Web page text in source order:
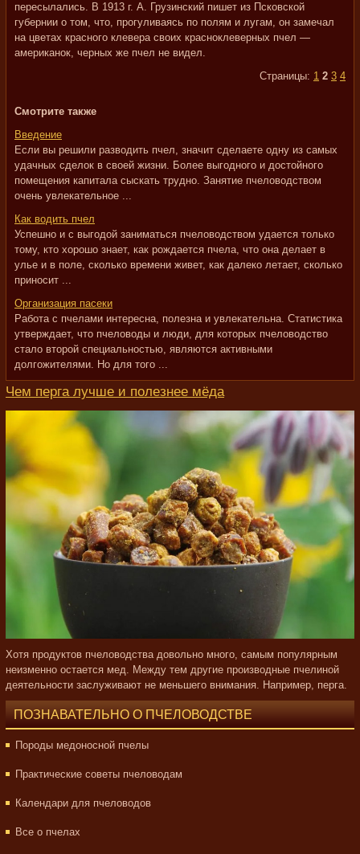
пересылались. В 1913 г. А. Грузинский пишет из Псковской
губернии о том, что, прогуливаясь по полям и лугам, он замечал
на цветах красного клевера своих красноклеверных пчел —
американок, черных же пчел не видел.
Страницы: 1 2 3 4
Смотрите также
Введение
Если вы решили разводить пчел, значит сделаете одну из самых
удачных сделок в своей жизни. Более выгодного и достойного
помещения капитала сыскать трудно. Занятие пчеловодством
очень увлекательное ...
Как водить пчел
Успешно и с выгодой заниматься пчеловодством удается только
тому, кто хорошо знает, как рождается пчела, что она делает в
улье и в поле, сколько времени живет, как далеко летает, сколько
приносит ...
Организация пасеки
Работа с пчелами интересна, полезна и увлекательна. Статистика
утверждает, что пчеловоды и люди, для которых пчеловодство
стало второй специальностью, являются активными
долгожителями. Но для того ...
Чем перга лучше и полезнее мёда
Хотя продуктов пчеловодства довольно много, самым популярным
неизменно остается мед. Между тем другие производные пчелиной
деятельности заслуживают не меньшего внимания. Например, перга.
ПОЗНАВАТЕЛЬНО О ПЧЕЛОВОДСТВЕ
Породы медоносной пчелы
Практические советы пчеловодам
Календари для пчеловодов
Все о пчелах